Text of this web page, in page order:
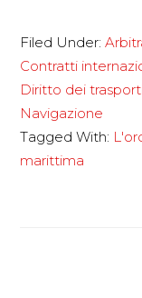
Filed Under:
Contratti
Diritto dei
Navigazione
Tagged With:
marittima